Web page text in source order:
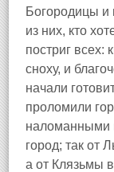
Богородицы и
из них, кто
постриг всех:
сноху, и
начали
проломили
наломанными
город; так от
а от Клязьмы